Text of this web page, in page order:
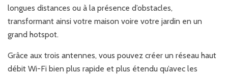
longues distances ou à la présence d’obstacles,
transformant ainsi votre maison voire votre jardin en un
grand hotspot.
Grâce aux trois antennes, vous pouvez créer un réseau haut
débit Wi-Fi bien plus rapide et plus étendu qu’avec les